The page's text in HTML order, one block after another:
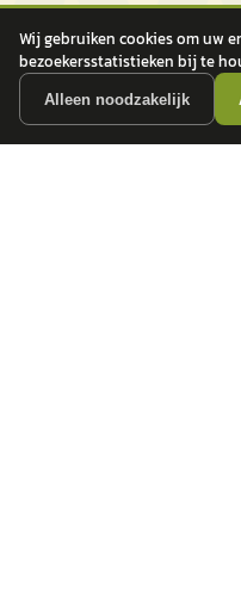
Wij gebruiken cookies om uw
bezoekersstatistieken bij te
Alleen noodzakelijk